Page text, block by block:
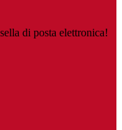
di posta elettronica!